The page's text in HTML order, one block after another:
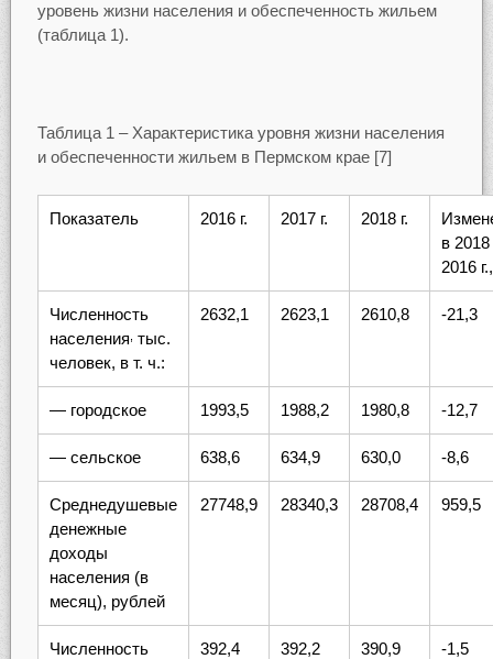
уровень жизни населения и обеспеченность жильем
(таблица 1).
Таблица 1 – Характеристика уровня жизни населения
и обеспеченности жильем в Пермском крае [7]
Показатель 2016 г. 2017 г. 2018 г.
в 2018
2016
Численность
населения тыс.
человек, в т. ч.:
2632,1 2623,1 2610,8 -21,3
— городское 1993,5 1988,2 1980,8 -12,7
— сельское 638,6 634,9 630,0 -8,6
Среднедушевые
денежные
доходы
населения (в
месяц), рублей
27748,9 28340,3 28708,4 959,5
Численность
392,4 392,2 390,9 -1,5